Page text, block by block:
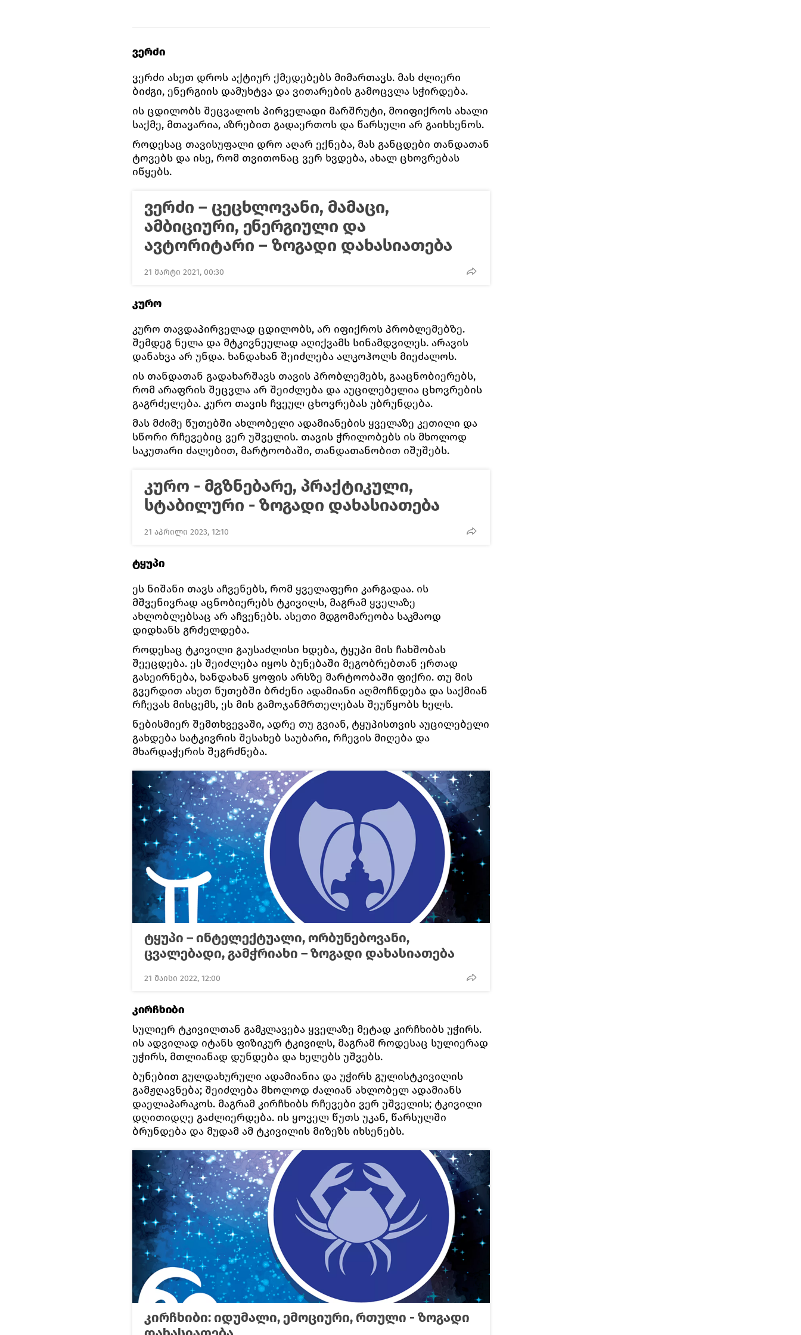
ვერძი
ვერძი ასეთ დროს აქტიურ ქმედებებს მიმართავს. მას ძლიერი
ბიძგი, ენერგიის დამუხტვა და ვითარების გამოცვლა სჭირდება.
ის ცდილობს შეცვალოს პირველადი მარშრუტი, მოიფიქროს ახალი
საქმე, მთავარია, აზრებით გადაერთოს და წარსული არ გაიხსენოს.
როდესაც თავისუფალი დრო აღარ ექნება, მას განცდები თანდათან
ტოვებს და ისე, რომ თვითონაც ვერ ხვდება, ახალ ცხოვრებას
იწყებს.
ვერძი – ცეცხლოვანი, მამაცი,
ამბიციური, ენერგიული და
ავტორიტარი – ზოგადი დახასიათება
21 მარტი 2021, 00:30
კურო
კურო თავდაპირველად ცდილობს, არ იფიქროს პრობლემებზე.
შემდეგ ნელა და მტკივნეულად აღიქვამს სინამდვილეს. არავის
დანახვა არ უნდა. ხანდახან შეიძლება ალკოჰოლს მიეძალოს.
ის თანდათან გადახარშავს თავის პრობლემებს, გააცნობიერებს,
რომ არაფრის შეცვლა არ შეიძლება და აუცილებელია ცხოვრების
გაგრძელება. კურო თავის ჩვეულ ცხოვრებას უბრუნდება.
მას მძიმე წუთებში ახლობელი ადამიანების ყველაზე კეთილი და
სწორი რჩევებიც ვერ უშველის. თავის ჭრილობებს ის მხოლოდ
საკუთარი ძალებით, მარტოობაში, თანდათანობით იშუშებს.
კურო - მგზნებარე, პრაქტიკული,
სტაბილური - ზოგადი დახასიათება
21 აპრილი 2023, 12:10
ტყუპი
ეს ნიშანი თავს აჩვენებს, რომ ყველაფერი კარგადაა. ის
მშვენივრად აცნობიერებს ტკივილს, მაგრამ ყველაზე
ახლობლებსაც არ აჩვენებს. ასეთი მდგომარეობა საკმაოდ
დიდხანს გრძელდება.
როდესაც ტკივილი გაუსაძლისი ხდება, ტყუპი მის ჩახშობას
შეეცდება. ეს შეიძლება იყოს ბუნებაში მეგობრებთან ერთად
გასეირნება, ხანდახან ყოფის არსზე მარტოობაში ფიქრი. თუ მის
გვერდით ასეთ წუთებში ბრძენი ადამიანი აღმოჩნდება და საქმიან
რჩევას მისცემს, ეს მის გამოჯანმრთელებას შეუწყობს ხელს.
ნებისმიერ შემთხვევაში, ადრე თუ გვიან, ტყუპისთვის აუცილებელი
გახდება სატკივრის შესახებ საუბარი, რჩევის მიღება და
მხარდაჭერის შეგრძნება.
ტყუპი – ინტელექტუალი, ორბუნებოვანი,
ცვალებადი, გამჭრიახი – ზოგადი დახასიათება
21 მაისი 2022, 12:00
კირჩხიბი
სულიერ ტკივილთან გამკლავება ყველაზე მეტად კირჩხიბს უჭირს.
ის ადვილად იტანს ფიზიკურ ტკივილს, მაგრამ როდესაც სულიერად
უჭირს, მთლიანად დუნდება და ხელებს უშვებს.
ბუნებით გულდახურული ადამიანია და უჭირს გულისტკივილის
გამჟღავნება; შეიძლება მხოლოდ ძალიან ახლობელ ადამიანს
დაელაპარაკოს. მაგრამ კირჩხიბს რჩევები ვერ უშველის; ტკივილი
დღითიდღე გაძლიერდება. ის ყოველ წუთს უკან, წარსულში
ბრუნდება და მუდამ ამ ტკივილის მიზეზს იხსენებს.
კირჩხიბი: იდუმალი, ემოციური, რთული - ზოგადი